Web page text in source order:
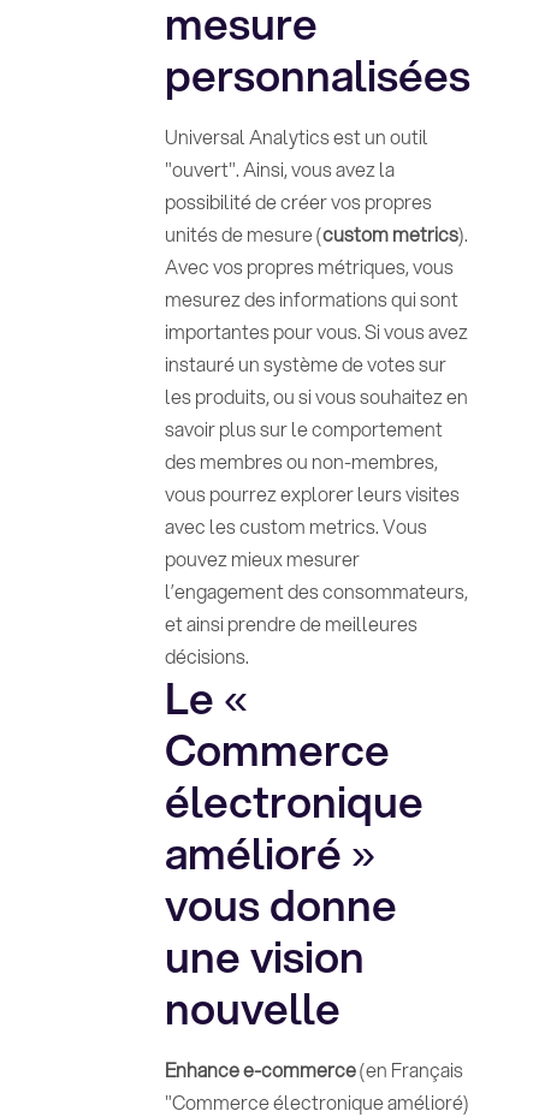
mesure
personnalisées
Universal Analytics est un outil
"ouvert". Ainsi, vous avez la
possibilité de créer vos propres
unités de mesure (custom metrics).
Avec vos propres métriques, vous
mesurez des informations qui sont
importantes pour vous. Si vous avez
instauré un système de votes sur
les produits, ou si vous souhaitez en
savoir plus sur le comportement
des membres ou non-membres,
vous pourrez explorer leurs visites
avec les custom metrics. Vous
pouvez mieux mesurer
l’engagement des consommateurs,
et ainsi prendre de meilleures
décisions.
Le «
Commerce
électronique
amélioré »
vous donne
une vision
nouvelle
Enhance e-commerce(en Français
"Commerce électronique amélioré)